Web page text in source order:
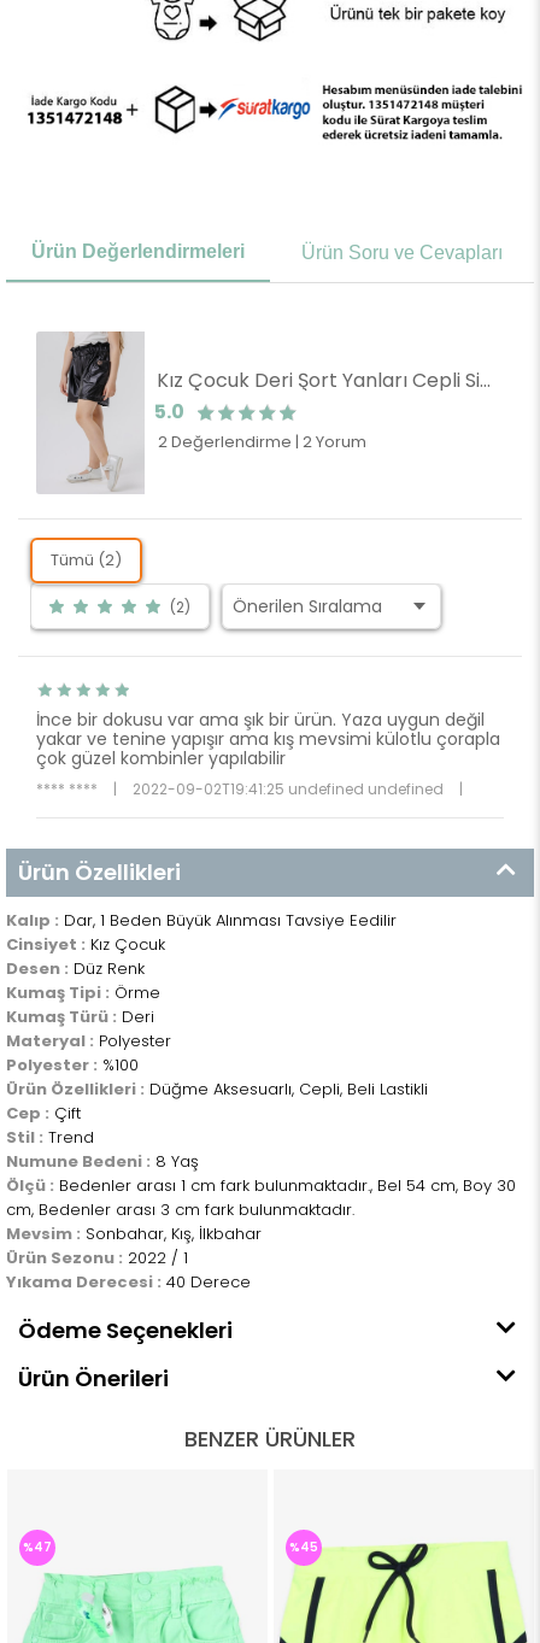
Ürün Değerlendirmeleri Ürün Soru ve Cevapları
Kız Çocuk Deri Şort Yanları Cepli Siyah (10 Yaş)
5.0
2 Değerlendirme | 2 Yorum
Tümü (2)
(2)
İnce bir dokusu var ama şık bir ürün. Yaza uygun değil
yakar ve tenine yapışır ama kış mevsimi külotlu çorapla
çok güzel kombinler yapılabilir
**** **** | 2022-09-02T19:41:25 undefined undefined |
Ürün Özellikleri
Kalıp : Dar, 1 Beden Büyük Alınması Tavsiye Eedilir
Cinsiyet : Kız Çocuk
Desen : Düz Renk
Kumaş Tipi : Örme
Kumaş Türü : Deri
Materyal : Polyester
Polyester : %100
Ürün Özellikleri : Düğme Aksesuarlı, Cepli, Beli Lastikli
Cep : Çift
Stil : Trend
Numune Bedeni : 8 Yaş
Ölçü : Bedenler arası 1 cm fark bulunmaktadır., Bel 54 cm, Boy 30
cm, Bedenler arası 3 cm fark bulunmaktadır.
Mevsim : Sonbahar, Kış, İlkbahar
Ürün Sezonu : 2022 / 1
Yıkama Derecesi : 40 Derece
Ödeme Seçenekleri
Ürün Önerileri
BENZER ÜRÜNLER
%47 %45